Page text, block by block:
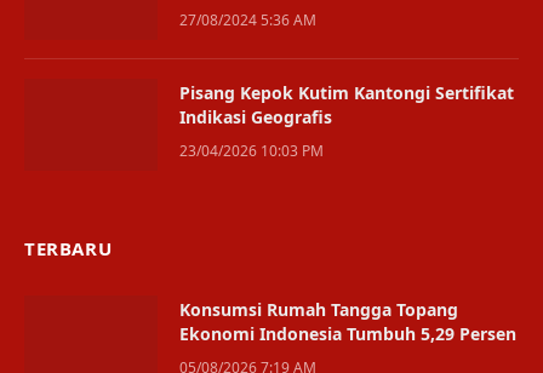
27/08/2024 5:36 AM
Pisang Kepok Kutim Kantongi Sertifikat
Indikasi Geografis
23/04/2026 10:03 PM
TERBARU
Konsumsi Rumah Tangga Topang
Ekonomi Indonesia Tumbuh 5,29 Persen
05/08/2026 7:19 AM